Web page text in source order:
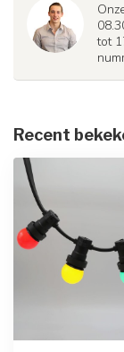
tot
Recent